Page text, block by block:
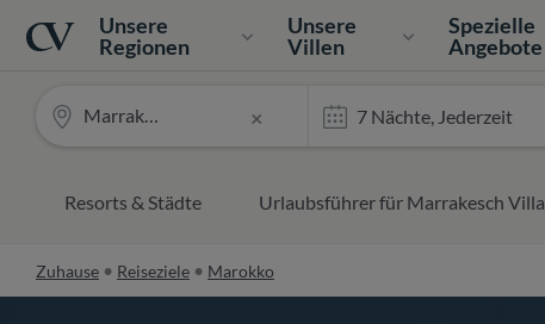
Navigation
Home
Unsere
Regionen
Unsere
Villen
Spezielle
Angebote
×
Marrakesch
Resorts & Städte Urlaubsführer für Marrakesch Villa
Zuhause Reiseziele Marokko